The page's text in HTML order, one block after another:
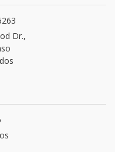
Dr.,